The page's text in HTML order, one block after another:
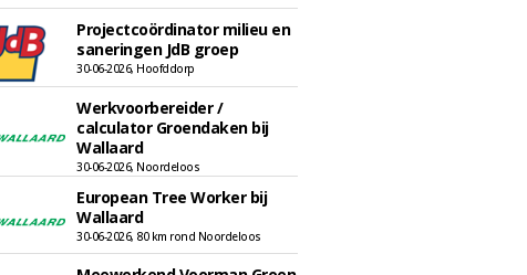
Projectcoördinator milieu en
saneringen JdB groep
30-06-2026, Hoofddorp
Werkvoorbereider /
calculator Groendaken bij
Wallaard
30-06-2026, Noordeloos
European Tree Worker bij
Wallaard
30-06-2026, 80 km rond Noordeloos